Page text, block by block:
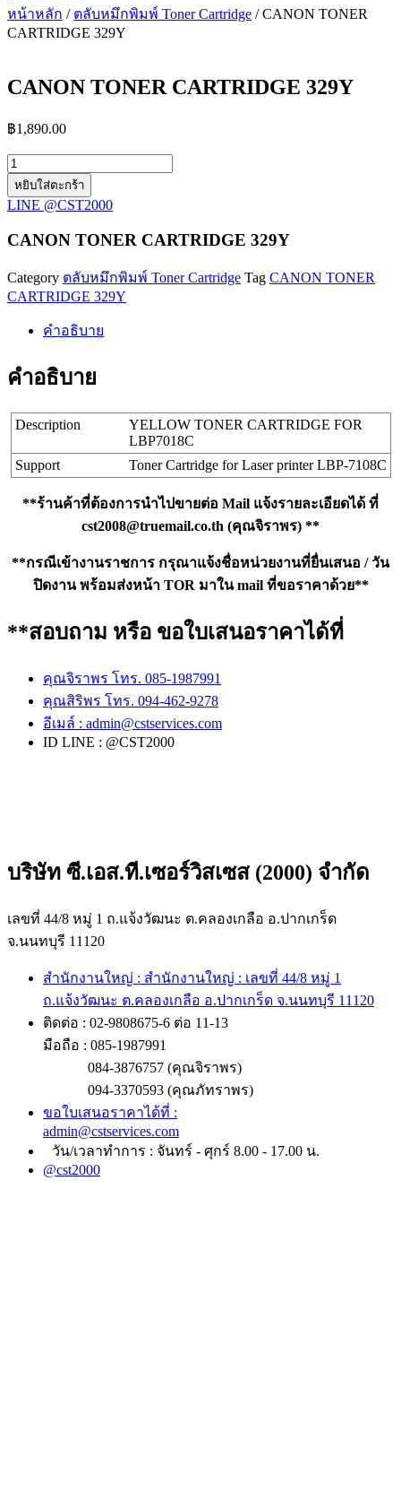
หน้าหลัก / ตลับหมึกพิมพ์ Toner Cartridge / CANON TONER
CARTRIDGE 329Y
CANON TONER CARTRIDGE 329Y
฿1,890.00
จำนวน
CANON
TONER
CARTRIDGE
329Y
หยิบใส่ตะกร้า
LINE @CST2000
CANON TONER CARTRIDGE 329Y
Category ตลับหมึกพิมพ์ Toner Cartridge Tag CANON TONER
CARTRIDGE 329Y
คำอธิบาย
คำอธิบาย
Description
YELLOW TONER CARTRIDGE FOR
LBP7018C
Support
Toner Cartridge for Laser printer LBP-7108C
**ร้านค้าที่ต้องการนำไปขายต่อ Mail แจ้งรายละเอียดได้ ที่
cst2008@truemail.co.th (คุณจิราพร) **
**กรณีเข้างานราชการ กรุณาแจ้งชื่อหน่วยงานที่ยื่นเสนอ / วัน
ปิดงาน พร้อมส่งหน้า TOR มาใน mail ที่ขอราคาด้วย**
**สอบถาม หรือ ขอใบเสนอราคาได้ที่
คุณจิราพร โทร. 085-1987991
คุณสิริพร โทร. 094-462-9278
อีเมล์ : admin@cstservices.com
ID LINE : @CST2000
บริษัท ซี.เอส.ที.เซอร์วิสเซส (2000) จำกัด
เลขที่ 44/8 หมู่ 1 ถ.แจ้งวัฒนะ ต.คลองเกลือ อ.ปากเกร็ด
จ.นนทบุรี 11120
สำนักงานใหญ่ : สำนักงานใหญ่ : เลขที่ 44/8 หมู่ 1
ถ.แจ้งวัฒนะ ต.คลองเกลือ อ.ปากเกร็ด จ.นนทบุรี 11120
ติดต่อ : 02-9808675-6 ต่อ 11-13
มือถือ : 085-1987991
084-3876757 (คุณจิราพร)
094-3370593 (คุณภัทราพร)
ขอใบเสนอราคาได้ที่ :
admin@cstservices.com
วัน/เวลาทำการ : จันทร์ - ศุกร์ 8.00 - 17.00 น.
@cst2000